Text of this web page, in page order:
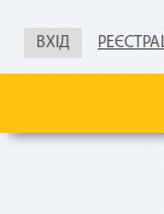
ВХІД
Не нужны
справка о